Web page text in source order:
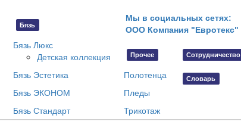
Мы в социальных сетях:
ООО Компания "Евротекс"
Бязь
Бязь Люкс
Детская коллекция
Бязь Эстетика
Бязь ЭКОНОМ
Бязь Стандарт
Прочее
Полотенца
Пледы
Трикотаж
Сотрудничество
Словарь